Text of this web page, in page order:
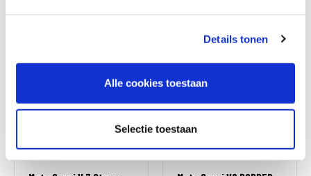
Details tonen
Alle cookies toestaan
Selectie toestaan
Uit2021met12029km
Uit2024met6262km
MotoPort Zelhem